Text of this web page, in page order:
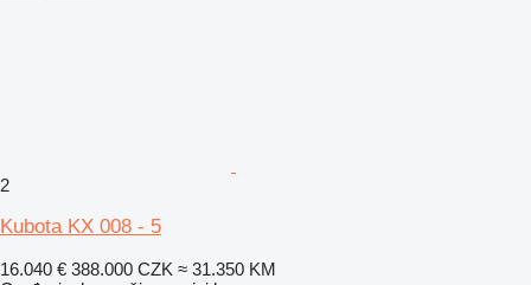
2
Kubota KX 008 - 5
16.040 € 388.000 CZK ≈ 31.350 KM